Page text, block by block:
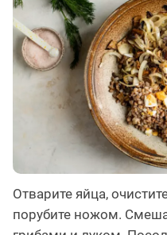
Отварите яйца,
порубите ножом.